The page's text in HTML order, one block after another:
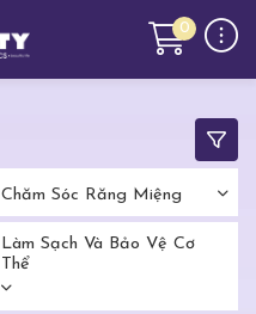
0
Chăm Sóc Răng Miệng
Làm Sạch Và Bảo Vệ Cơ
Thể